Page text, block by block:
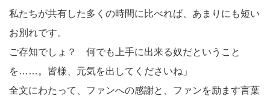
私たちが共有した多くの時間に比べれば、あまりにも短い
お別れです。
ご存知でしょ？ 何でも上手に出来る奴だということ
を……。皆様、元気を出してくださいね」
全文にわたって、ファンへの感謝と、ファンを励ます言葉